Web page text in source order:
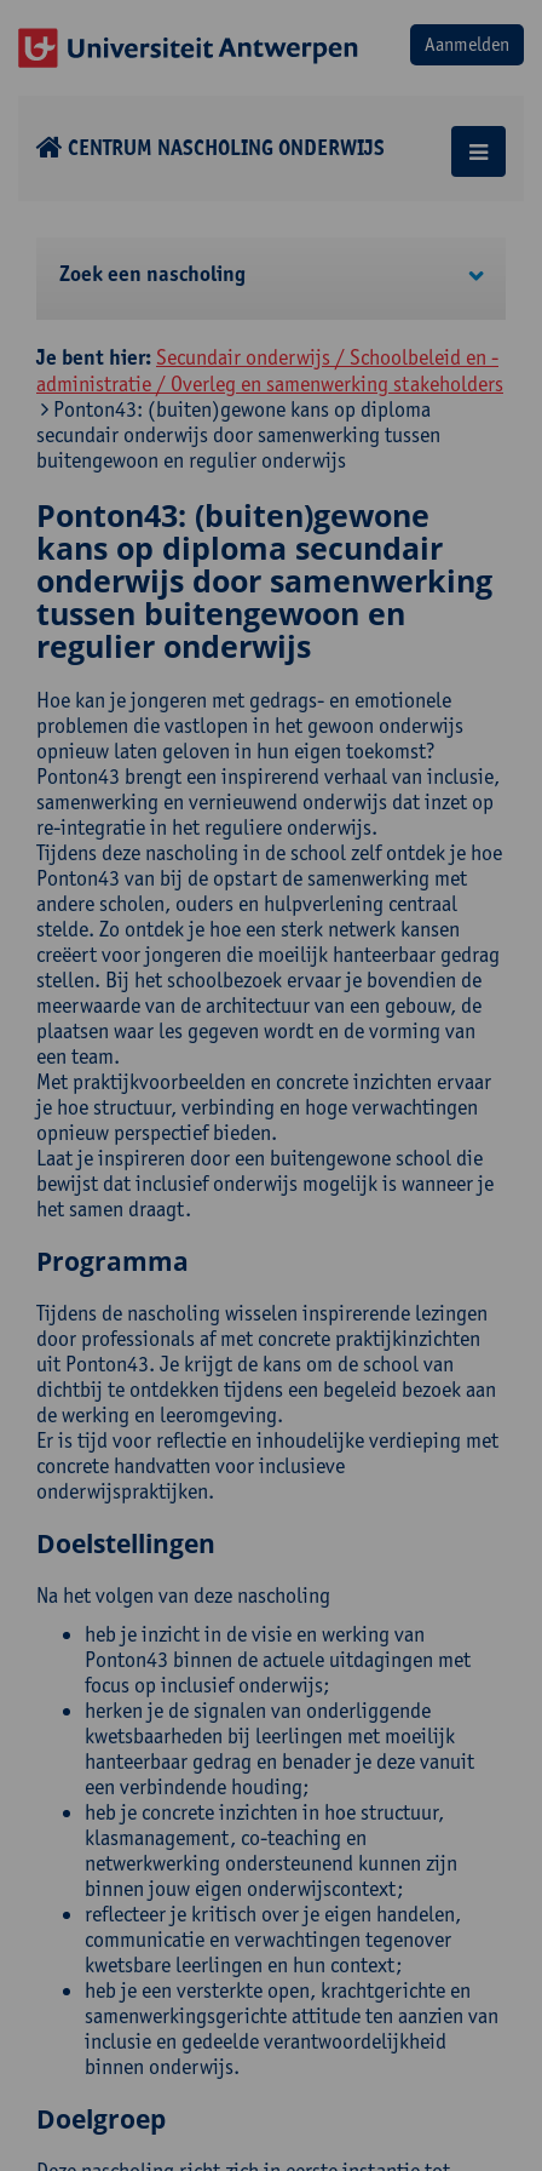
CENTRUM NASCHOLING ONDERWIJS
Zoek een nascholing
Je bent hier: Secundair onderwijs / Schoolbeleid en -
administratie / Overleg en samenwerking stakeholders
Ponton43: (buiten)gewone kans op diploma
secundair onderwijs door samenwerking tussen
buitengewoon en regulier onderwijs
Ponton43: (buiten)gewone
kans op diploma secundair
onderwijs door samenwerking
tussen buitengewoon en
regulier onderwijs
Hoe kan je jongeren met gedrags- en emotionele
problemen die vastlopen in het gewoon onderwijs
opnieuw laten geloven in hun eigen toekomst?
Ponton43 brengt een inspirerend verhaal van inclusie,
samenwerking en vernieuwend onderwijs dat inzet op
re-integratie in het reguliere onderwijs.
Tijdens deze nascholing in de school zelf ontdek je hoe
Ponton43 van bij de opstart de samenwerking met
andere scholen, ouders en hulpverlening centraal
stelde. Zo ontdek je hoe een sterk netwerk kansen
creëert voor jongeren die moeilijk hanteerbaar gedrag
stellen. Bij het schoolbezoek ervaar je bovendien de
meerwaarde van de architectuur van een gebouw, de
plaatsen waar les gegeven wordt en de vorming van
een team.
Met praktijkvoorbeelden en concrete inzichten ervaar
je hoe structuur, verbinding en hoge verwachtingen
opnieuw perspectief bieden.
Laat je inspireren door een buitengewone school die
bewijst dat inclusief onderwijs mogelijk is wanneer je
het samen draagt.
Programma
Tijdens de nascholing wisselen inspirerende lezingen
door professionals af met concrete praktijkinzichten
uit Ponton43. Je krijgt de kans om de school van
dichtbij te ontdekken tijdens een begeleid bezoek aan
de werking en leeromgeving.
Er is tijd voor reflectie en inhoudelijke verdieping met
concrete handvatten voor inclusieve
onderwijspraktijken.
Doelstellingen
Na het volgen van deze nascholing
heb je inzicht in de visie en werking van
Ponton43 binnen de actuele uitdagingen met
focus op inclusief onderwijs;
herken je de signalen van onderliggende
kwetsbaarheden bij leerlingen met moeilijk
hanteerbaar gedrag en benader je deze vanuit
een verbindende houding;
heb je concrete inzichten in hoe structuur,
klasmanagement, co-teaching en
netwerkwerking ondersteunend kunnen zijn
binnen jouw eigen onderwijscontext;
reflecteer je kritisch over je eigen handelen,
communicatie en verwachtingen tegenover
kwetsbare leerlingen en hun context;
heb je een versterkte open, krachtgerichte en
samenwerkingsgerichte attitude ten aanzien van
inclusie en gedeelde verantwoordelijkheid
binnen onderwijs.
Doelgroep